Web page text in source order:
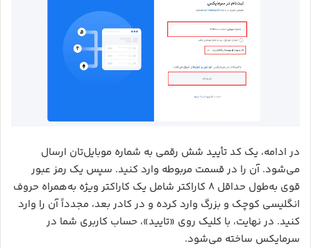
در ادامه، یک کد تأیید شش رقمی به شماره موبایل‌تان ارسال
می‌شود. آن را در قسمت مربوطه وارد کنید. سپس یک رمز عبور
قوی به‌طول حداقل ۸ کاراکتر شامل یک کاراکتر ویژه به‌همراه حروف
انگلیسی کوچک و بزرگ وارد کرده و در کادر بعد، مجدداً آن را وارد
کنید. در نهایت، با کلیک روی «تایید»، حساب کاربری شما در
سرمایکس ساخته می‌شود.